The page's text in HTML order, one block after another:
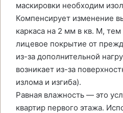
маскировки необходим
Компенсирует изменение
каркаса на 2 мм в кв. M,
лицевое покрытие от
из-за дополнительной
возникает из-за
излома и изгиба).
Равная влажность — это
квартир первого этажа.